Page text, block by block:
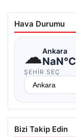
Hava Durumu
☁Ankara
NaN°C
ŞEHIR SEÇ
Bizi Takip Edin